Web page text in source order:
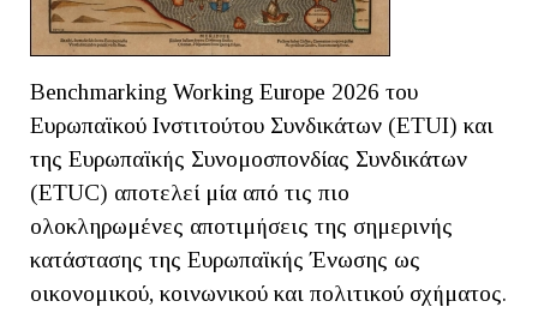
Benchmarking Working Europe 2026 του
Ευρωπαϊκού Ινστιτούτου Συνδικάτων (ETUI) και
της Ευρωπαϊκής Συνομοσπονδίας Συνδικάτων
(ETUC) αποτελεί μία από τις πιο
ολοκληρωμένες αποτιμήσεις της σημερινής
κατάστασης της Ευρωπαϊκής Ένωσης ως
οικονομικού, κοινωνικού και πολιτικού σχήματος.